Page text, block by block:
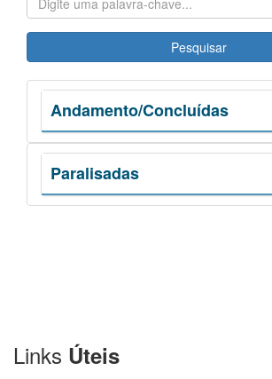
Pesquisar
Andamento/Concluídas
Paralisadas
Links Úteis